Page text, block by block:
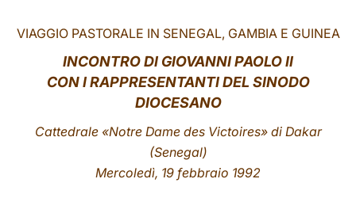
VIAGGIO PASTORALE IN SENEGAL, GAMBIA E GUINEA
INCONTRODI GIOVANNI PAOLO II
CON I RAPPRESENTANTI DEL SINODO
DIOCESANO
Cattedrale «Notre Dame des Victoires»di Dakar
(Senegal)
Mercoledì, 19 febbraio 1992